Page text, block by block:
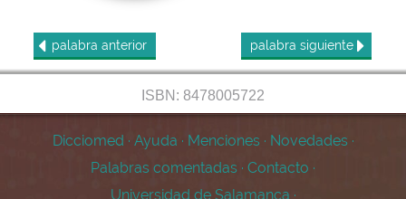
palabra anterior palabra siguiente
ISBN: 8478005722
Dicciomed · Ayuda · Menciones · Novedades ·
Palabras comentadas · Contacto ·
Universidad de Salamanca ·